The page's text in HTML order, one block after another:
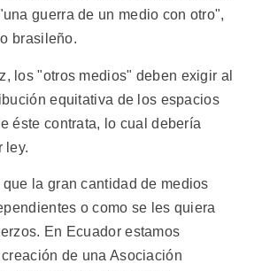
guerra de un medio con otro",
brasileño.
los "otros medios" deben exigir al
equitativa de los espacios
éste contrata, lo cual debería
ley.
la gran cantidad de medios
o como se les quiera
En Ecuador estamos
de una Asociación